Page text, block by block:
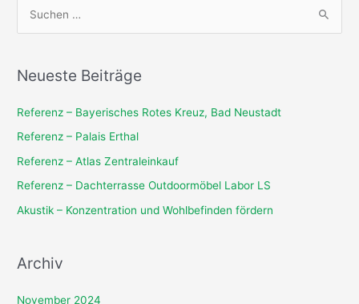
h
a
c
h
Neueste Beiträge
Referenz – Bayerisches Rotes Kreuz, Bad Neustadt
Referenz – Palais Erthal
Referenz – Atlas Zentraleinkauf
Referenz – Dachterrasse Outdoormöbel Labor LS
Akustik – Konzentration und Wohlbefinden fördern
Archiv
November 2024